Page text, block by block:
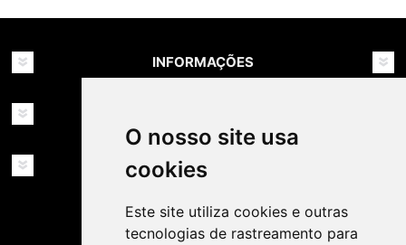
O nosso site usa
cookies
Este site utiliza cookies e outras
tecnologias de rastreamento para
INFORMAÇÕES
SERVIÇOS